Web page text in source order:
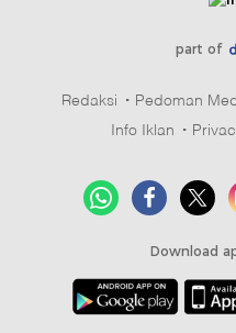
part of
Redaksi Pedoman
Info Iklan
Download